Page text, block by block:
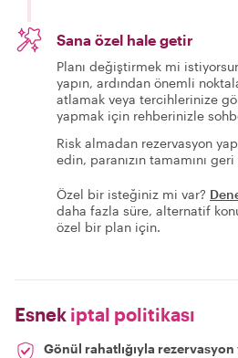
Sana özel hale getir
Planı değiştirmek mi
yapın, ardından önemli
atlamak veya tercihlerinize
yapmak için rehberinizle
Risk almadan rezervasyon
edin, paranızın tamamını geri
Özel bir isteğiniz mi var?
daha fazla süre, alternatif
özel bir plan için.
Esnek iptal politikası
Gönül rahatlığıyla rezervasyon